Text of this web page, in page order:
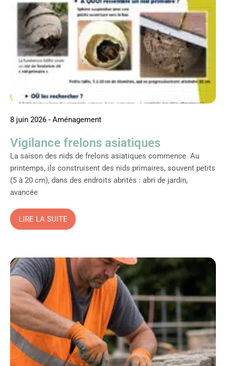
8 juin 2026 - Aménagement
Vigilance frelons asiatiques
La saison des nids de frelons asiatiques commence. Au
printemps, ils construisent des nids primaires, souvent petits
(5 à 20 cm), dans des endroits abrités : abri de jardin,
avancée
LIRE LA SUITE